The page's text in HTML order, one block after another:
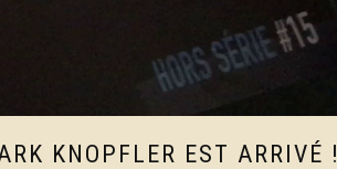
KNOPFLER EST ARRIVÉ !